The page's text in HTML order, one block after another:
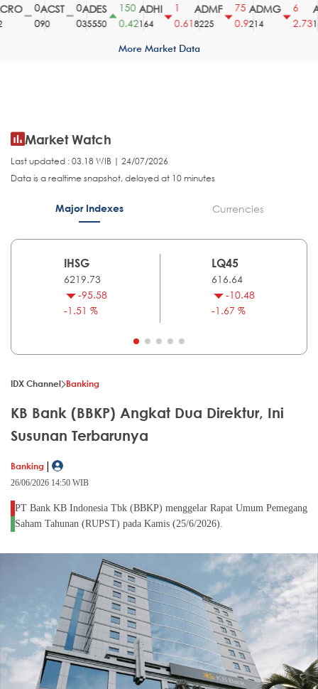
ACST
90
ADES
35550
150
0.42
ADHI
164
0.61
ADMF
8225
75
0.9
ADMG
214
2.73
More Market Data
Market Watch
Last updated : 03.18 WIB | 24/07/2026
Data is a realtime snapshot, delayed at 10 minutes
Major Indexes Currencies
IHSG
6219.73
-95.58
-1.51 %
LQ45
616.64
-10.48
-1.67 %
IDX Channel Banking
KB Bank (BBKP) Angkat Dua Direktur, Ini
Susunan Terbarunya
Banking |
26/06/2026 14:50 WIB
PT Bank KB Indonesia Tbk (BBKP) menggelar Rapat Umum Pemegang
Saham Tahunan (RUPST) pada Kamis (25/6/2026).